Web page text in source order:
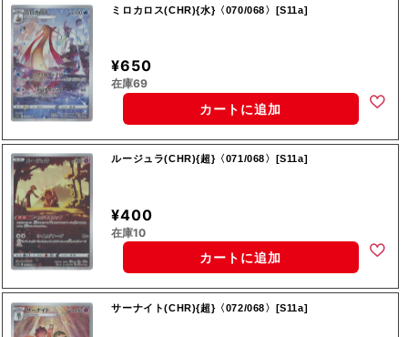
ミロカロス(CHR){水}〈070/068〉[S11a]
¥650
在庫69
カートに追加
ルージュラ(CHR){超}〈071/068〉[S11a]
¥400
在庫10
カートに追加
サーナイト(CHR){超}〈072/068〉[S11a]